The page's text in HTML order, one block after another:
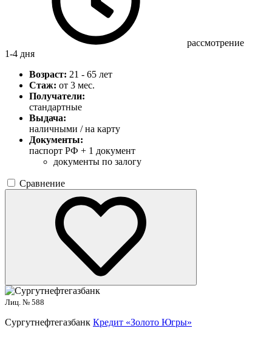
рассмотрение
1-4 дня
Возраст: 21 - 65 лет
Стаж: от 3 мес.
Получатели:
стандартные
Выдача:
наличными / на карту
Документы:
паспорт РФ + 1 документ
документы по залогу
Сравнение
Лиц. № 588
Сургутнефтегазбанк Кредит «Золото Югры»